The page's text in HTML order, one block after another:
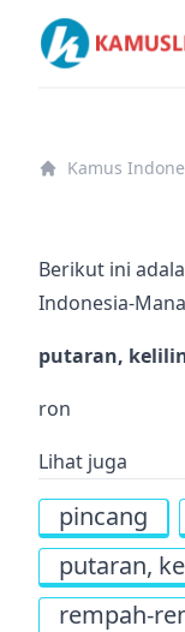
Kamus
Kamus
Berikut ini
Indonesia-
putaran,
ron
Lihat juga
pincang
putaran,
rempah-